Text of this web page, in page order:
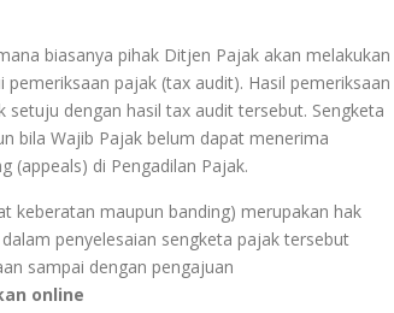
biasanya pihak Ditjen Pajak akan melakukan
pajak (tax audit). Hasil pemeriksaan
dengan hasil tax audit tersebut. Sengketa
bila Wajib Pajak belum dapat menerima
(appeals) di Pengadilan Pajak.
keberatan maupun banding) merupakan hak
penyelesaian sengketa pajak tersebut
sampai dengan pengajuan
online